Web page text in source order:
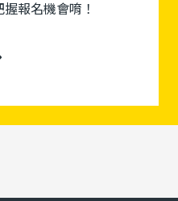
報名機會唷！